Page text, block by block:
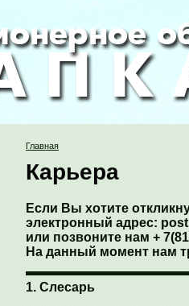
Главная
Карьера
Если Вы хотите
электронный адрес:
или позвоните нам +
На данный момент нам
1. Слесарь